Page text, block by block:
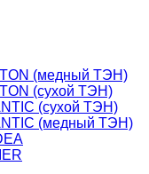
(медный ТЭН)
(сухой ТЭН)
(сухой ТЭН)
(медный ТЭН)